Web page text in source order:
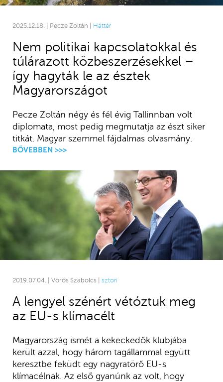
2025.12.18. | Pecze Zoltán | Háttér
Nem politikai kapcsolatokkal és
túlárazott közbeszerzésekkel –
így hagyták le az észtek
Magyarországot
Pecze Zoltán négy és fél évig Tallinnban volt
diplomata, most pedig megmutatja az észt siker
titkát. Magyar szemmel fájdalmas olvasmány.
BŐVEBBEN >>>
2019.07.04. | Vörös Szabolcs | sztori
A lengyel szénért vétóztuk meg
az EU-s klímacélt
Magyarország ismét a kekeckedők klubjába
került azzal, hogy három tagállammal együtt
keresztbe feküdt egy nagyratörő EU-s
klímacélnak. Az első gyanúnk az volt, hogy